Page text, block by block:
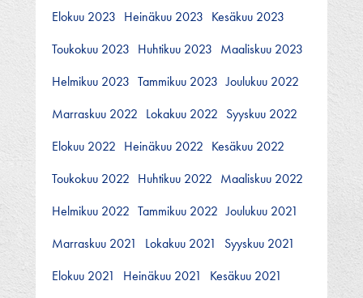
Elokuu 2023 Heinäkuu 2023 Kesäkuu 2023
Toukokuu 2023 Huhtikuu 2023 Maaliskuu 2023
Helmikuu 2023 Tammikuu 2023 Joulukuu 2022
Marraskuu 2022 Lokakuu 2022 Syyskuu 2022
Elokuu 2022 Heinäkuu 2022 Kesäkuu 2022
Toukokuu 2022 Huhtikuu 2022 Maaliskuu 2022
Helmikuu 2022 Tammikuu 2022 Joulukuu 2021
Marraskuu 2021
Lokakuu 2021
Syyskuu 2021
Elokuu 2021
Heinäkuu 2021
Kesäkuu 2021